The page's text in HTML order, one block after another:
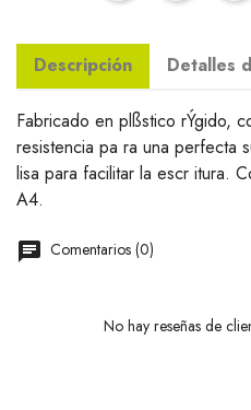
Descripción Detalles
Fabricado en plßstico rÝgido,
resistencia pa ra una perfecta
lisa para facilitar la escr itura.
A4.
Comentarios (0)
No hay reseñas de